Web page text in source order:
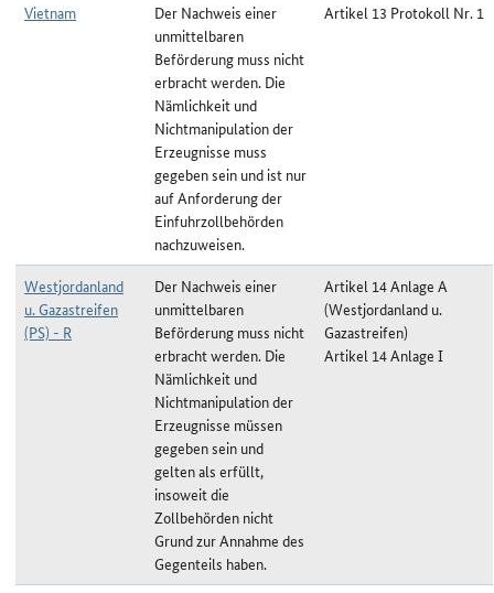
Vietnam
Der Nachweis einer
unmittelbaren
Beförderung muss nicht
erbracht werden. Die
Nämlichkeit und
Nichtmanipulation der
Erzeugnisse muss
gegeben sein und ist nur
auf Anforderung der
Einfuhrzollbehörden
nachzuweisen.
Artikel 13 Protokoll Nr. 1
Westjordanland
u. Gazastreifen
(PS) - R
Der Nachweis einer
unmittelbaren
Beförderung muss nicht
erbracht werden. Die
Nämlichkeit und
Nichtmanipulation der
Erzeugnisse müssen
gegeben sein und
gelten als erfüllt,
insoweit die
Zollbehörden nicht
Grund zur Annahme des
Gegenteils haben.
Artikel 14 Anlage A
(Westjordanland u.
Gazastreifen)
Artikel 14 Anlage I